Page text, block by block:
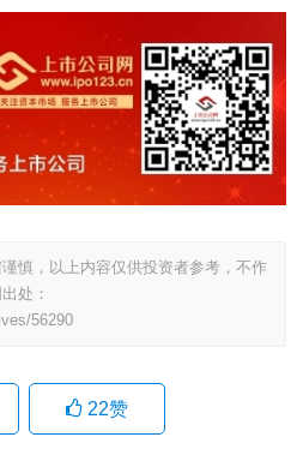
慎，以上内容仅供投资者参考，不作
处：
56290
22赞